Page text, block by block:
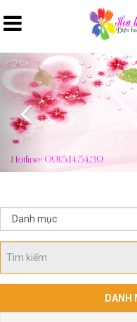
Previous
DANH